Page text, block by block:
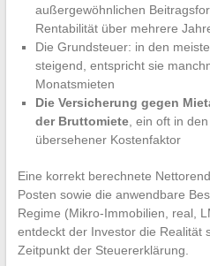
außergewöhnlichen
Rentabilität über mehrere
Die Grundsteuer: in den
steigend, entspricht sie
Monatsmieten
Die Versicherung gegen
der Bruttomiete, ein oft in
übersehener Kostenfaktor
Eine korrekt berechnete
Posten sowie die anwendbare
Regime (Mikro-Immobilien, real,
entdeckt der Investor die Realität
Zeitpunkt der Steuererklärung.